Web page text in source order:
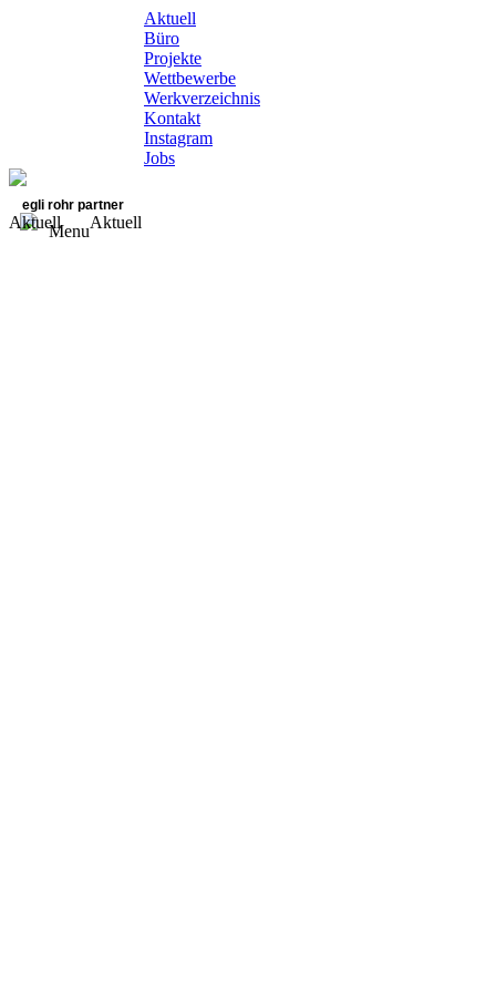
Aktuell
Büro
Projekte
Wettbewerbe
Werkverzeichnis
Kontakt
Instagram
Jobs
egli rohr partner
Menu
Aktuell Aktuell